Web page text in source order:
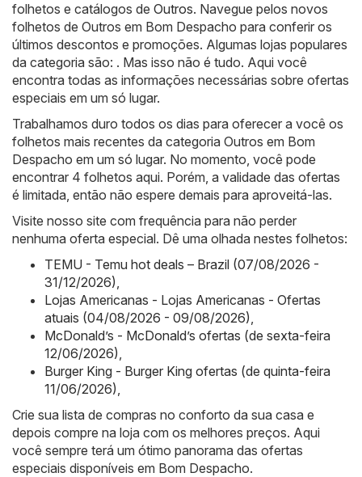
folhetos e catálogos de Outros. Navegue pelos novos
folhetos de Outros em Bom Despacho para conferir os
últimos descontos e promoções. Algumas lojas populares
da categoria são: . Mas isso não é tudo. Aqui você
encontra todas as informações necessárias sobre ofertas
especiais em um só lugar.
Trabalhamos duro todos os dias para oferecer a você os
folhetos mais recentes da categoria Outros em Bom
Despacho em um só lugar. No momento, você pode
encontrar 4 folhetos aqui. Porém, a validade das ofertas
é limitada, então não espere demais para aproveitá-las.
Visite nosso site com frequência para não perder
nenhuma oferta especial. Dê uma olhada nestes folhetos:
TEMU - Temu hot deals – Brazil (07/08/2026 -
31/12/2026)
Lojas Americanas - Lojas Americanas - Ofertas
atuais (04/08/2026 - 09/08/2026)
McDonald’s - McDonald’s ofertas (de sexta-feira
12/06/2026)
Burger King - Burger King ofertas (de quinta-feira
11/06/2026)
Crie sua lista de compras no conforto da sua casa e
depois compre na loja com os melhores preços. Aqui
você sempre terá um ótimo panorama das ofertas
especiais disponíveis em Bom Despacho.